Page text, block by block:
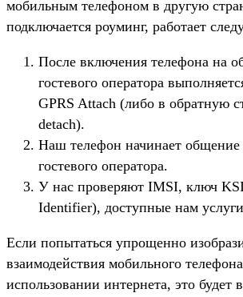
мобильным телефоном в другую
подключается роуминг, работает
После включения телефона на
гостевого оператора
GPRS Attach (либо в обратную
detach).
Наш телефон начинает общение
гостевого оператора.
У нас проверяют IMSI, ключ
Identifier), доступные нам
Если попытаться упрощенно
взаимодействия мобильного
использовании интернета, это будет